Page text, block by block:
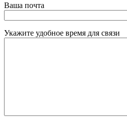
Ваша почта
Укажите удобное время для связи